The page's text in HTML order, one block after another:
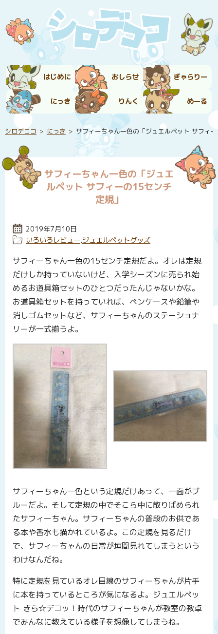
はじめに おしらせ ぎゃらりー
にっき りんく めーる
シロデココ にっき サフィーちゃん一色の「ジュエルペット サフィ
サフィーちゃん一色の「ジュエ
ルペット サフィーの15センチ
定規」
投稿日:
2019年7月10日
カテゴリー:
いろいろレビュー,ジュエルペットグッズ
サフィーちゃん一色の15センチ定規だよ。オレは定規
だけしか持っていないけど、入学シーズンに売られ始
めるお道具箱セットのひとつだったんじゃないかな。
お道具箱セットを持っていれば、ペンケースや鉛筆や
消しゴムセットなど、サフィーちゃんのステーショナ
リーが一式揃うよ。
サフィーちゃん一色という定規だけあって、一面がブ
ルーだよ。そして定規の中でそこら中に散りばめられ
たサフィーちゃん。サフィーちゃんの普段のお供であ
る本や香水も描かれているよ。この定規を見るだけ
で、サフィーちゃんの日常が垣間見れてしまうという
わけなんだね。
特に定規を見ているオレ目線のサフィーちゃんが片手
に本を持っているところが気になるよ。ジュエルペッ
ト きら☆デコッ！時代のサフィーちゃんが教室の教卓
でみんなに教えている様子を想像してしまうね。